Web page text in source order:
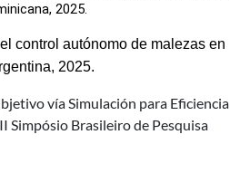
2025.
control autónomo de malezas en
2025.
vía Simulación para Eficiencia
Simpósio Brasileiro de Pesquisa